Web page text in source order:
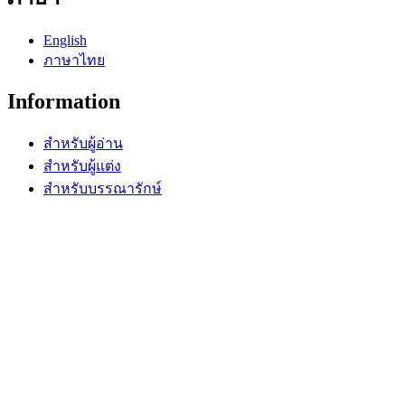
English
ภาษาไทย
Information
สำหรับผู้อ่าน
สำหรับผู้แต่ง
สำหรับบรรณารักษ์